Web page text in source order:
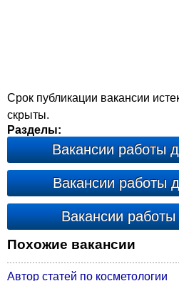
Срок публикации вакансии
скрыты.
Разделы:
Вакансии работы
Вакансии работы
Вакансии
Похожие вакансии
Автор статей по косметологии